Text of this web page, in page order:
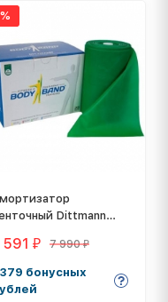
Dittmann
591₽ 7 990₽
бонусных